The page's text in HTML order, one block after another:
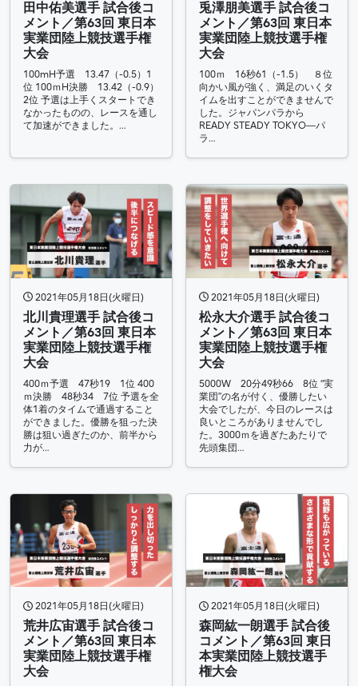
田中佑美選手 試合後コ
メント／第63回 東日本
実業団陸上競技選手権
大会
100mH予選 13.47（-0.5）1
位 100ｍH決勝 13.42（-0.9）
2位 予選は上手くスタートでき
なかったものの、レースを通し
て加速ができました。…
兎澤朋美選手 試合後コ
メント／第63回 東日本
実業団陸上競技選手権
大会
100ｍ 16秒61（-1.5） ８位
向かい風が強く、満足のいくタ
イムを出すことができませんで
した。ジャパンパラから
READY STEADY TOKYO―パ
ラ…
2021年05月18日(火曜日)
北川貴理選手 試合後コ
メント／第63回 東日本
実業団陸上競技選手権
大会
400ｍ予選 47秒19 1位 400
ｍ決勝 48秒34 7位 予選を全
体1着のタイムで通過すること
ができました。優勝を狙った決
勝は狙い過ぎたのか、前半から
力が…
2021年05月18日(火曜日)
松永大介選手 試合後コ
メント／第63回 東日本
実業団陸上競技選手権
大会
5000W 20分49秒66 8位 “実
業団”の名が付く、優勝したい
大会でしたが、今日のレースは
良いところがありませんでし
た。3000ｍを過ぎたあたりで
先頭集団…
2021年05月18日(火曜日)
荒井広宙選手 試合後コ
メント／第63回 東日本
実業団陸上競技選手権
大会
2021年05月18日(火曜日)
森岡紘一朗選手 試合後
コメント／第63回 東日
本実業団陸上競技選手
権大会